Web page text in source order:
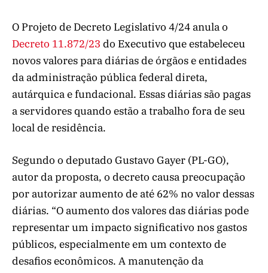
O Projeto de Decreto Legislativo 4/24 anula o
Decreto 11.872/23 do Executivo que estabeleceu
novos valores para diárias de órgãos e entidades
da administração pública federal direta,
autárquica e fundacional. Essas diárias são pagas
a servidores quando estão a trabalho fora de seu
local de residência.
Segundo o deputado Gustavo Gayer (PL-GO),
autor da proposta, o decreto causa preocupação
por autorizar aumento de até 62% no valor dessas
diárias. “O aumento dos valores das diárias pode
representar um impacto significativo nos gastos
públicos, especialmente em um contexto de
desafios econômicos. A manutenção da